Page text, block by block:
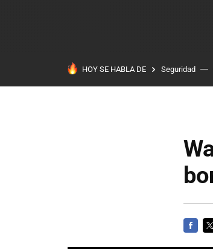
HOY SE HABLA DE Seguridad